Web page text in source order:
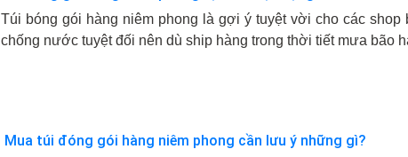
Túi bóng gói hàng niêm phong là gợi ý tuyệt vời cho các
chống nước tuyệt đối nên dù ship hàng trong thời tiết mưa bão
Mua túi đóng gói hàng niêm phong cần lưu ý những gì?